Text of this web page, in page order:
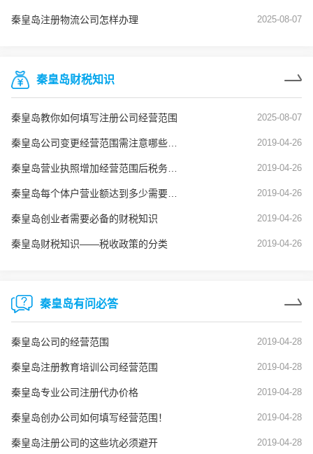
秦皇岛注册物流公司怎样办理 2025-08-07
秦皇岛财税知识
秦皇岛教你如何填写注册公司经营范围 2025-08-07
秦皇岛公司变更经营范围需注意哪些问题？ 2019-04-26
秦皇岛营业执照增加经营范围后税务也要变更吗？ 2019-04-26
秦皇岛每个体户营业额达到多少需要建账？ 2019-04-26
秦皇岛创业者需要必备的财税知识 2019-04-26
秦皇岛财税知识——税收政策的分类 2019-04-26
秦皇岛有问必答
秦皇岛公司的经营范围 2019-04-28
秦皇岛注册教育培训公司经营范围 2019-04-28
秦皇岛专业公司注册代办价格 2019-04-28
秦皇岛创办公司如何填写经营范围！ 2019-04-28
秦皇岛注册公司的这些坑必须避开 2019-04-28